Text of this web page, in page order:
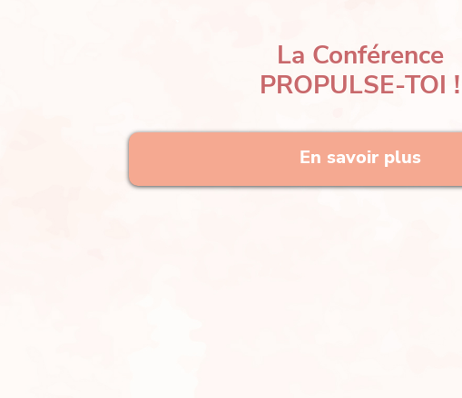
La Conférence
PROPULSE-TOI !
En savoir plus